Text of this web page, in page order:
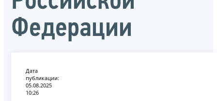
Федерации
Дата
публикации:
05.08.2025
10:26